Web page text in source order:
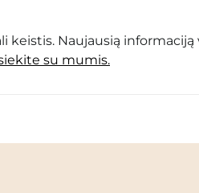
Naujausią informaciją
su mumis.